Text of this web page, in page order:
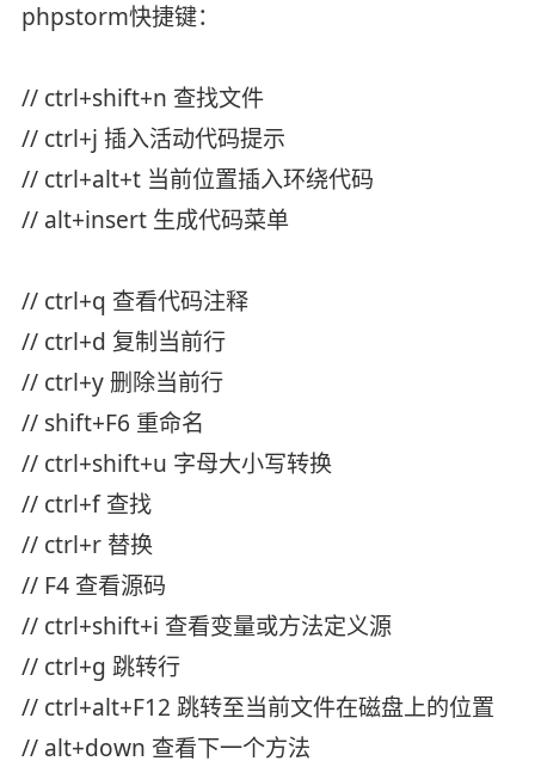
phpstorm快捷键：
// ctrl+shift+n 查找文件
// ctrl+j 插入活动代码提示
// ctrl+alt+t 当前位置插入环绕代码
// alt+insert 生成代码菜单
// ctrl+q 查看代码注释
// ctrl+d 复制当前行
// ctrl+y 删除当前行
// shift+F6 重命名
// ctrl+shift+u 字母大小写转换
// ctrl+f 查找
// ctrl+r 替换
// F4 查看源码
// ctrl+shift+i 查看变量或方法定义源
// ctrl+g 跳转行
// ctrl+alt+F12 跳转至当前文件在磁盘上的位置
// alt+down 查看下一个方法